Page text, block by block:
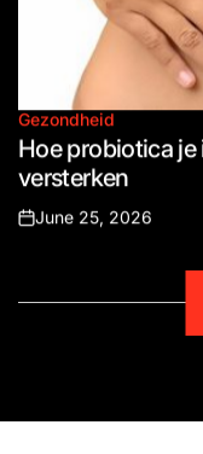
Posted
in
Gezondheid
Hoe probiotica
versterken
Posted
June 25, 2026